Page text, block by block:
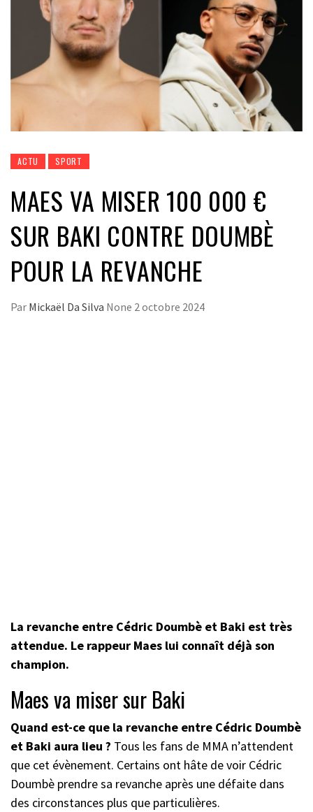
ACTU SPORT
MAES VA MISER 100 000 €
SUR BAKI CONTRE DOUMBÈ
POUR LA REVANCHE
Par Mickaël Da Silva None 2 octobre 2024
La revanche entre Cédric Doumbè et Baki est très
attendue. Le rappeur Maes lui connaît déjà son
champion.
Maes va miser sur Baki
Quand est-ce que la revanche entre Cédric Doumbè
et Baki aura lieu ? Tous les fans de MMA n’attendent
que cet évènement. Certains ont hâte de voir Cédric
Doumbè prendre sa revanche après une défaite dans
des circonstances plus que particulières.